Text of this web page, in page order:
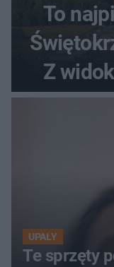
To
Z
szczyt
UPAŁY
Te sprzęty